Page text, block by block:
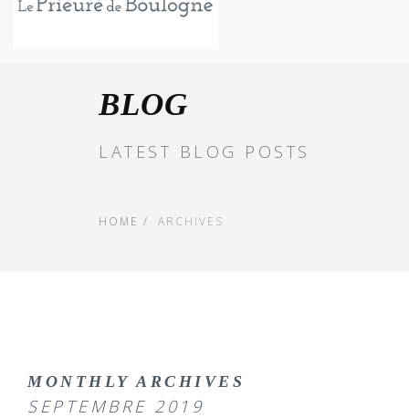
BLOG
LATEST BLOG POSTS
HOME ARCHIVES
MONTHLY ARCHIVES
SEPTEMBRE 2019